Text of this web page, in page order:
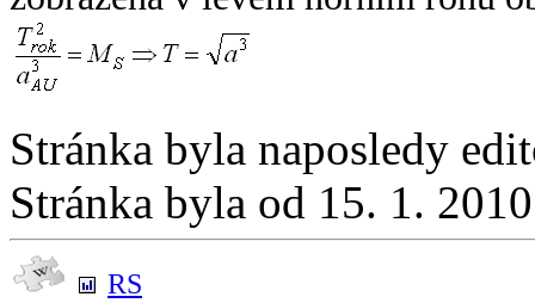
Stránka byla naposledy
Stránka byla od 15. 1.
RS